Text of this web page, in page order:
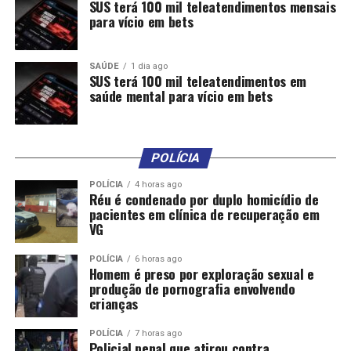
públicos sejam utilizados de forma transparente e
eficiente. No entanto, a falta de compromisso do
governo estadual em solucionar problemas recorrentes
na infraestrutura educacional demonstra a ausência de
prioridade com a educação pública”, afirmou o
deputado.
A falta de infraestrutura escolar tem
impactos diretos no aprendizado e na qualidade da
educação. Dados do Instituto Nacional de Estudos e
Pesquisas Educacionais Anísio Teixeira (Inep) apontam
que escolas com melhores condições estruturais têm
desempenhos superiores no Índice de Desenvolvimento
da Educação Básica (Ideb). Em Mato Grosso, apenas 30%
das escolas municipais possuem estrutura considerada
adequada para o ensino fundamental, segundo
levantamento da Secretaria de Estado de Educação. O
governo estadual, porém, continua tratando a educação
SUS terá 100 mil teleatendimentos mensais
para vício em bets
SAÚDE 1 dia ago
SUS terá 100 mil teleatendimentos em
saúde mental para vício em bets
POLÍCIA
POLÍCIA 4 horas ago
Réu é condenado por duplo homicídio de
pacientes em clínica de recuperação em
VG
POLÍCIA 6 horas ago
Homem é preso por exploração sexual e
produção de pornografia envolvendo
crianças
POLÍCIA 7 horas ago